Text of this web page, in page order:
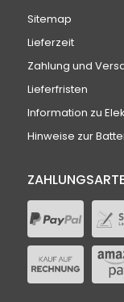
Sitemap
Lieferzeit
Zahlung und
Lieferfristen
Information zu
Hinweise zur